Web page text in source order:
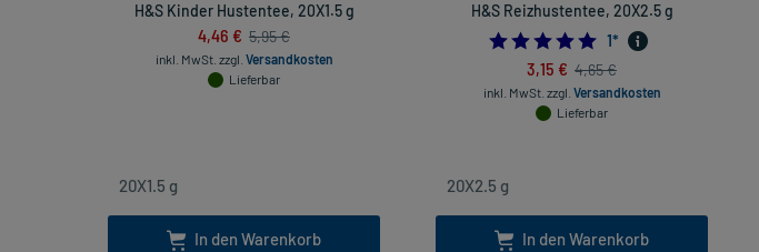
H&S Kinder Hustentee, 20X1.5 g
4,46 € 5,95 €
inkl. MwSt. zzgl. Versandkosten
Lieferbar
In den Warenkorb
H&S Reizhustentee, 20X2.5 g
5.0
1*
3,15 € 4,65 €
inkl. MwSt. zzgl. Versandkosten
Lieferbar
In den Warenkorb